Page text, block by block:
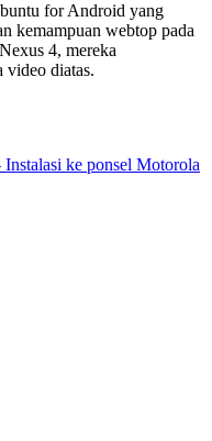
for Android yang
kemampuan webtop pada
4, mereka
video diatas.
ke ponsel Motorola